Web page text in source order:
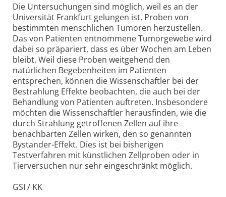
Die Untersuchungen sind möglich, weil es an der
Universität Frankfurt gelungen ist, Proben von
bestimmten menschlichen Tumoren herzustellen.
Das von Patienten entnommene Tumorgewebe wird
dabei so präpariert, dass es über Wochen am Leben
bleibt. Weil diese Proben weitgehend den
natürlichen Begebenheiten im Patienten
entsprechen, können die Wissenschaftler bei der
Bestrahlung Effekte beobachten, die auch bei der
Behandlung von Patienten auftreten. Insbesondere
möchten die Wissenschaftler herausfinden, wie die
durch Strahlung getroffenen Zellen auf ihre
benachbarten Zellen wirken, den so genannten
Bystander-Effekt. Dies ist bei bisherigen
Testverfahren mit künstlichen Zellproben oder in
Tierversuchen nur sehr eingeschränkt möglich.
GSI / KK